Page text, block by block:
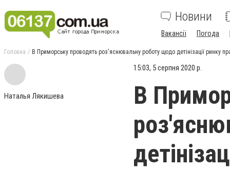
Новини
Вакансії Погода
Головна В Приморську проводять роз'яснювальну роботу щодо детінізації ринку
Наталья Лякишева
15:03, 5 серпня 2020 р.
В